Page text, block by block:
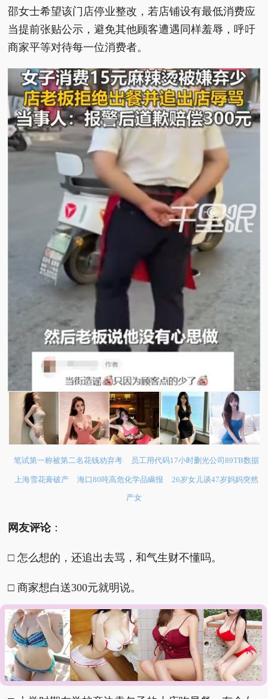
邵女士希望该门店停业整改，若店铺设有最低消费应
当提前张贴公示，避免其他顾客遭遇同样羞辱，呼吁
商家平等对待每一位消费者。
笔试第一称被第二名花钱劝弃考 员工用代码17小时删光公司89TB数据
上海雪花膏破产 海口80吨高危化学品瞒报
26岁女儿谈47岁妈妈突然
产女
网友评论：
□ 怎么想的，还追出去骂，和气生财不懂吗。
□ 商家想白送300元就明说。
□ 我有一次去常去的店，也是不太饿就吃的少，没有
纸了，我和老板要纸，她就给扔的桌子上了，结账的
时候我感觉是多收了钱，但是我没问，只是以后也不
会去这家了，之前总去。